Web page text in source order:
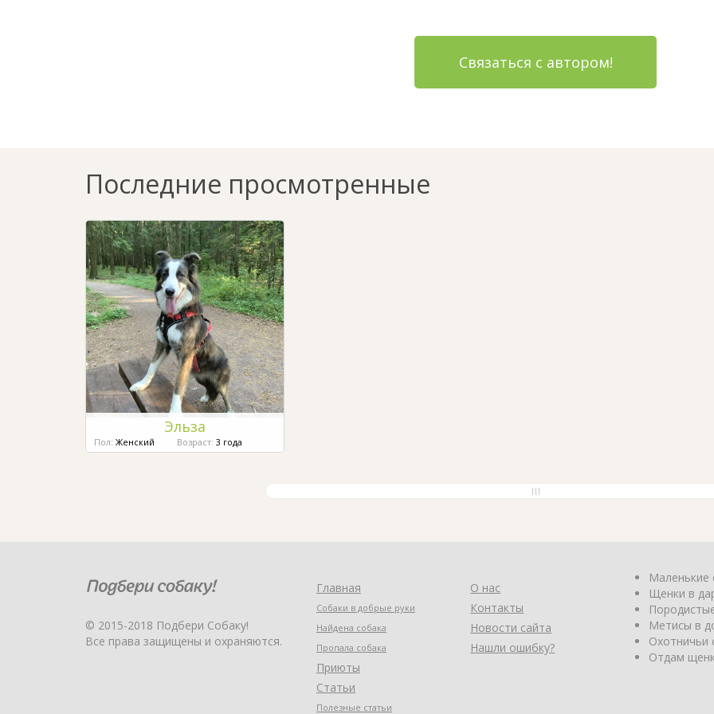
Связаться с автором!
Последние просмотренные
Эльза
Пол: Женский Возраст: 3 года
© 2015-2018 Подбери Собаку!
Все права защищены и охраняются.
Главная
Собаки в добрые руки
Найдена собака
Пропала собака
Приюты
Статьи
Полезные статьи
О нас
Контакты
Новости сайта
Нашли ошибку?
Маленькие
Щенки в
Метисы в
Охотничьи
Отдам